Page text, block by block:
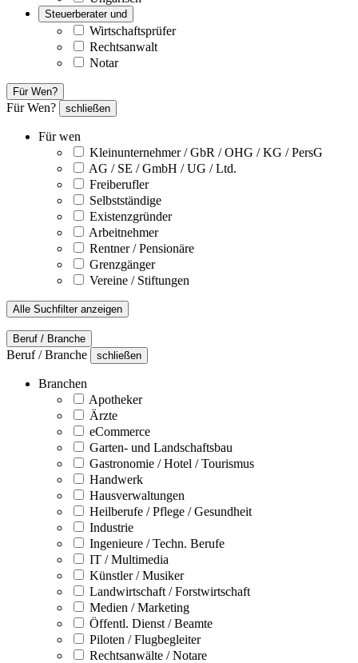
Steuerberater und
Wirtschaftsprüfer
Rechtsanwalt
Notar
Für Wen?
Für Wen? schließen
Für wen
Kleinunternehmer / GbR / OHG / KG / PersG
AG / SE / GmbH / UG / Ltd.
Freiberufler
Selbstständige
Existenzgründer
Arbeitnehmer
Rentner / Pensionäre
Grenzgänger
Vereine / Stiftungen
Alle Suchfilter anzeigen
Beruf / Branche
Beruf / Branche schließen
Branchen
Apotheker
Ärzte
eCommerce
Garten- und Landschaftsbau
Gastronomie / Hotel / Tourismus
Handwerk
Hausverwaltungen
Heilberufe / Pflege / Gesundheit
Industrie
Ingenieure / Techn. Berufe
IT / Multimedia
Künstler / Musiker
Landwirtschaft / Forstwirtschaft
Medien / Marketing
Öffentl. Dienst / Beamte
Piloten / Flugbegleiter
Rechtsanwälte / Notare